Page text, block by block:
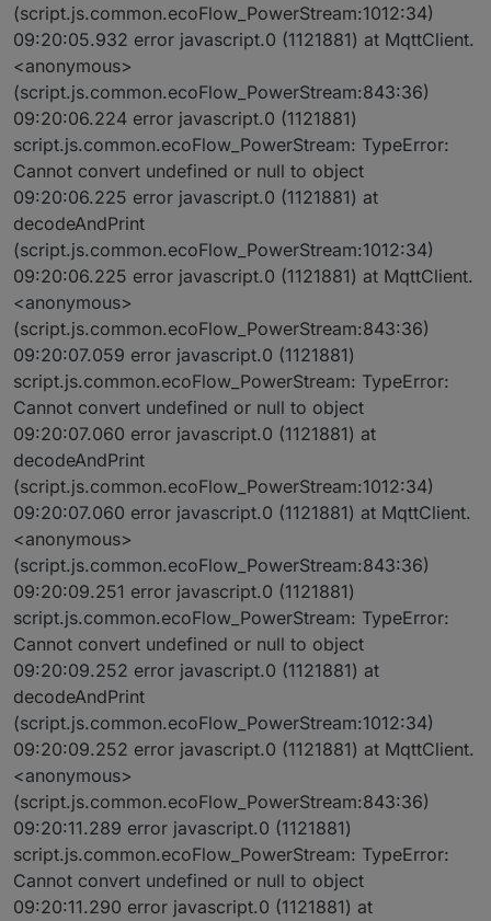
(script.js.common.ecoFlow_PowerStream:1012:34)
09:20:05.932 error javascript.0 (1121881) at MqttClient.
<anonymous>
(script.js.common.ecoFlow_PowerStream:843:36)
09:20:06.224 error javascript.0 (1121881)
script.js.common.ecoFlow_PowerStream: TypeError:
Cannot convert undefined or null to object
09:20:06.225 error javascript.0 (1121881) at
decodeAndPrint
(script.js.common.ecoFlow_PowerStream:1012:34)
09:20:06.225 error javascript.0 (1121881) at MqttClient.
<anonymous>
(script.js.common.ecoFlow_PowerStream:843:36)
09:20:07.059 error javascript.0 (1121881)
script.js.common.ecoFlow_PowerStream: TypeError:
Cannot convert undefined or null to object
09:20:07.060 error javascript.0 (1121881) at
decodeAndPrint
(script.js.common.ecoFlow_PowerStream:1012:34)
09:20:07.060 error javascript.0 (1121881) at MqttClient.
<anonymous>
(script.js.common.ecoFlow_PowerStream:843:36)
09:20:09.251 error javascript.0 (1121881)
script.js.common.ecoFlow_PowerStream: TypeError:
Cannot convert undefined or null to object
09:20:09.252 error javascript.0 (1121881) at
decodeAndPrint
(script.js.common.ecoFlow_PowerStream:1012:34)
09:20:09.252 error javascript.0 (1121881) at MqttClient.
<anonymous>
(script.js.common.ecoFlow_PowerStream:843:36)
09:20:11.289 error javascript.0 (1121881)
script.js.common.ecoFlow_PowerStream: TypeError:
Cannot convert undefined or null to object
09:20:11.290 error javascript.0 (1121881) at